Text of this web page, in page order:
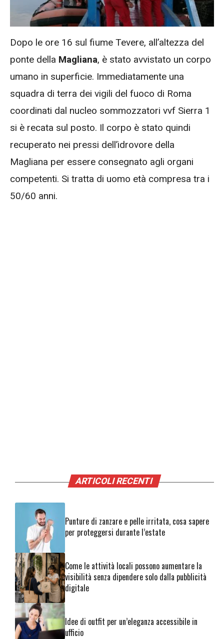
Dopo le ore 16 sul fiume Tevere, all’altezza del
ponte della Magliana, è stato avvistato un corpo
umano in superficie. Immediatamente una
squadra di terra dei vigili del fuoco di Roma
coordinati dal nucleo sommozzatori vvf Sierra 1
si è recata sul posto. Il corpo è stato quindi
recuperato nei pressi dell’idrovore della
Magliana per essere consegnato agli organi
competenti. Si tratta di uomo età compresa tra i
50/60 anni.
ARTICOLI RECENTI
Punture di zanzare e pelle irritata, cosa sapere
per proteggersi durante l’estate
Come le attività locali possono aumentare la
visibilità senza dipendere solo dalla pubblicità
digitale
Idee di outfit per un’eleganza accessibile in
ufficio